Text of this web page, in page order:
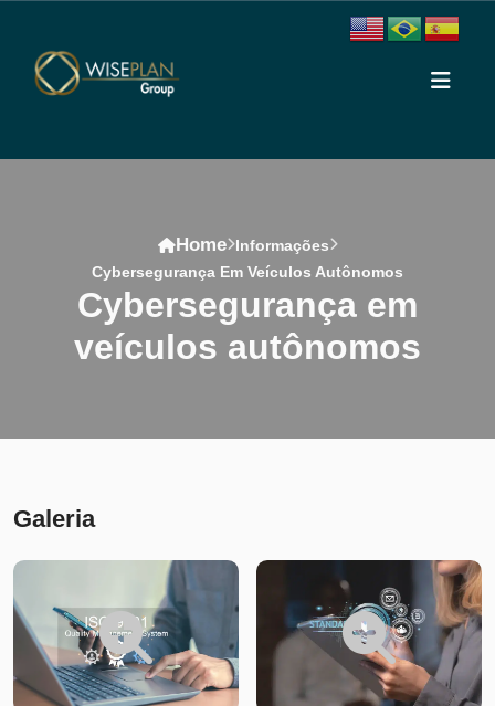
Home Informações
Cybersegurança Em Veículos Autônomos
cybersegurança em
veículos autônomos
Galeria